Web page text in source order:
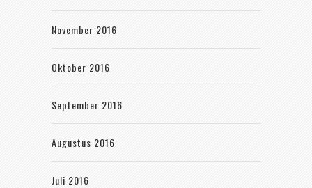
November 2016
Oktober 2016
September 2016
Augustus 2016
Juli 2016